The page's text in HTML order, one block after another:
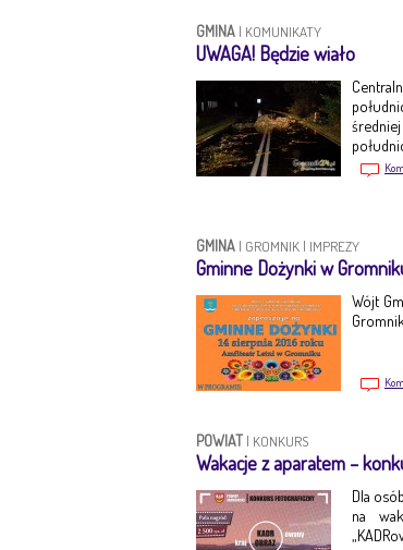
GMINA | KOMUNIKATY
UWAGA! Będzie wiało
jest
GMINA | GROMNIK | IMPREZY
Gminne Dożynki w
Wójt
POWIAT | KONKURS
Wakacje z aparatem –
Dla
na